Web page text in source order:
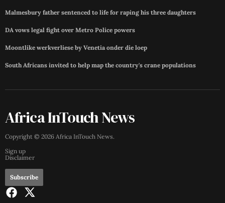
Malmesbury father sentenced to life for raping his three daughters
DA vows legal fight over Metro Police powers
Moontlike werkverliese by Venetia onder die loep
South Africans invited to help map the country's crane populations
Africa InTouch News
Copyright © 2026 Africa InTouch News.
Sign up
Disclaimer
Subscribe